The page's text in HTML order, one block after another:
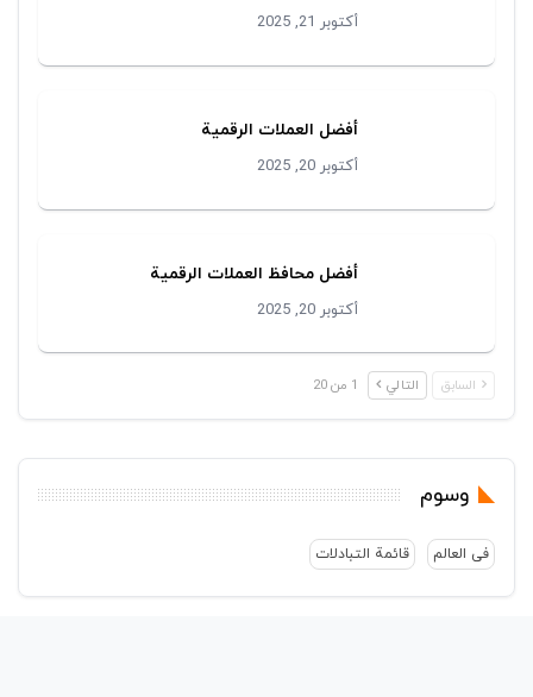
أكتوبر 21, 2025
أفضل العملات الرقمية
أكتوبر 20, 2025
أفضل محافظ العملات الرقمية
أكتوبر 20, 2025
السابق التالي 1 من 20
وسوم
فی العالم قائمة التبادلات